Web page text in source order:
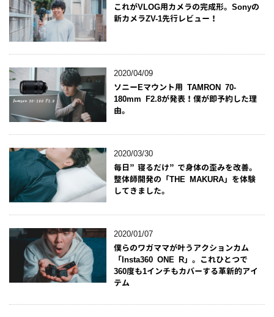
これがVLOG用カメラの完成形。Sonyの
新カメラZV-1先行レビュー！
2020/04/09
ソニーEマウント用 TAMRON 70-
180mm F2.8が発表！僕が即予約した理
由。
2020/03/30
毎日”寝るだけ”で身体の歪みを改善。
整体師開発の「THE MAKURA」を体験
してきました。
2020/01/07
僕らのワガママが叶うアクションカム
「Insta360 ONE R」。これひとつで
360度も1インチもカバーする革新的アイ
テム